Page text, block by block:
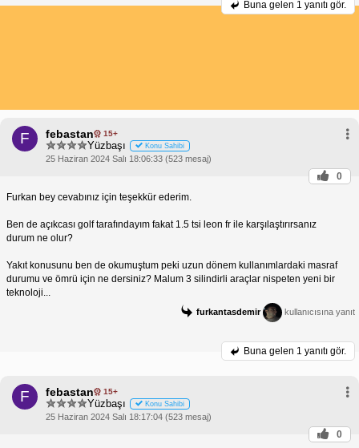
Buna gelen 1 yanıtı gör.
F febastan 15+
Yüzbaşı Konu Sahibi
25 Haziran 2024 Salı 18:06:33 (523 mesaj)
0
Furkan bey cevabınız için teşekkür ederim.
Ben de açıkcası golf tarafındayım fakat 1.5 tsi leon fr ile karşılaştırırsanız
durum ne olur?
Yakıt konusunu ben de okumuştum peki uzun dönem kullanımlardaki masraf
durumu ve ömrü için ne dersiniz? Malum 3 silindirli araçlar nispeten yeni bir
teknoloji...
furkantasdemir kullanıcısına yanıt
Buna gelen 1 yanıtı gör.
F febastan 15+
Yüzbaşı Konu Sahibi
25 Haziran 2024 Salı 18:17:04 (523 mesaj)
0